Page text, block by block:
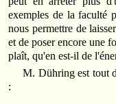
exemples de la faculté
nous permettre de
et de poser encore une
plaît, qu'en est-il de
M. Dühring est tout
: